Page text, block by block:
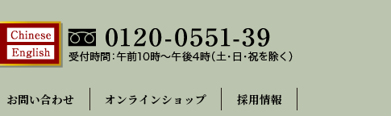
お問い合わせ オンラインショップ 採用情報